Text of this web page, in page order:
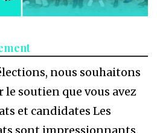
nous souhaitons
le soutien que vous avez
et candidates Les
sont impressionnants.